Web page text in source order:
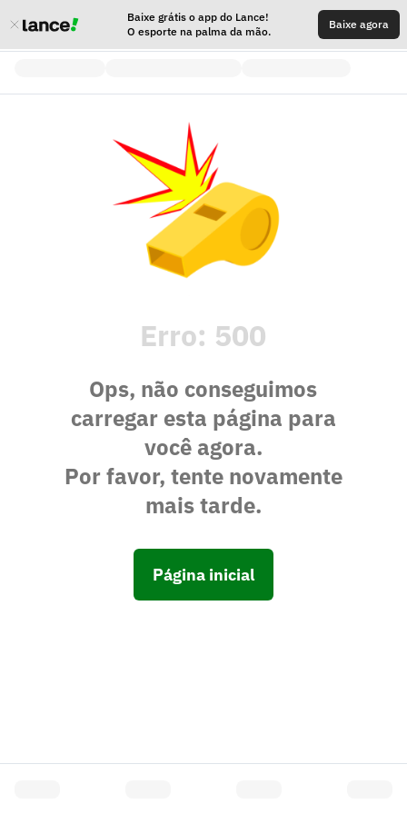
Baixe grátis o app do Lance!
O esporte na palma da mão.
Baixe agora
Erro: 500
Ops, não conseguimos
carregar esta página para
você agora.
Por favor, tente novamente
mais tarde.
Página inicial